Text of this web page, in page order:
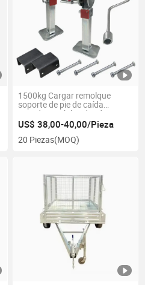
1500kg Cargar remolque
soporte de pie de caída
pesada estabilizador de
remolque con manija
US$ 38,00-40,00/Pieza
20 Piezas(MOQ)